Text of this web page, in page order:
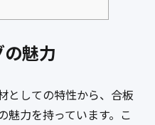
魅力
としての特性から、合板
魅力を持っています。こ